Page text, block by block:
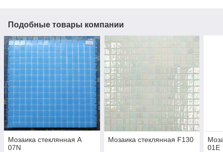
Подобные товары компании
Мозаика стеклянная A
07N
Мозаика стеклянная F130
01E